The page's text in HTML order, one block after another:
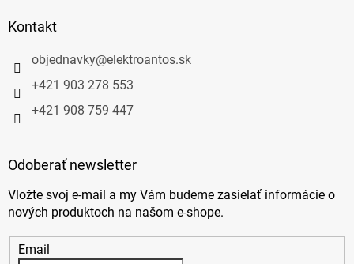
Kontakt
objednavky@elektroantos.sk
+421 903 278 553
+421 908 759 447
Odoberať newsletter
Vložte svoj e-mail a my Vám budeme zasielať informácie o
nových produktoch na našom e-shope.
Email